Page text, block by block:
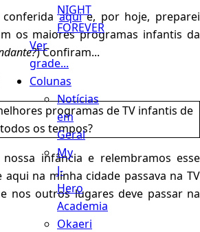
NIGHT
FOREVER
Ver
grade...
Colunas
Notícias
em
Geral
My
J-
Hero
Academia
Okaeri
conferidaaquie, por hoje, preparei
os maiores programas infantis da
) Confiram...
infância e relembramos esse
aqui na minha cidade passava na TV
nos outros lugares deve passar na